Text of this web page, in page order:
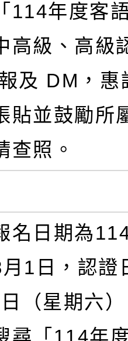
114年度客
高級、高級
及 DM，惠
貼並鼓勵所
查照。
名日期為
月1日，認證
（星期六
尋「114年